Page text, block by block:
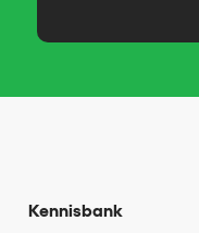
Kennisbank